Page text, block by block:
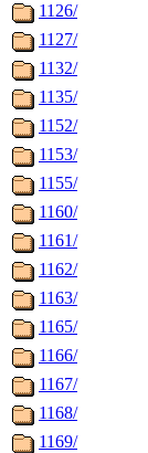
1126/
1127/
1132/
1135/
1152/
1153/
1155/
1160/
1161/
1162/
1163/
1165/
1166/
1167/
1168/
1169/